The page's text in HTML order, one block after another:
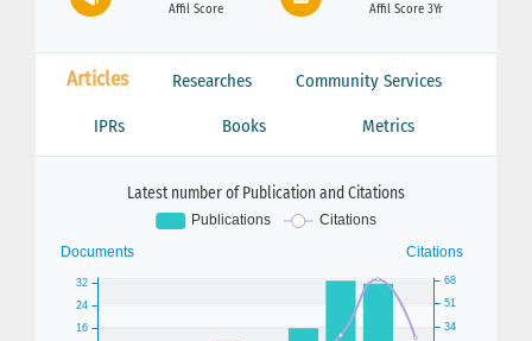
Affil Score Affil Score 3Yr
Articles Researches Community Services
IPRs Books Metrics
Latest number of Publication and Citations